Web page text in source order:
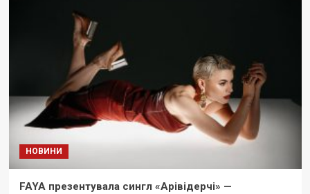
НОВИНИ
FAYA презентувала сингл «Арівідерчі» —